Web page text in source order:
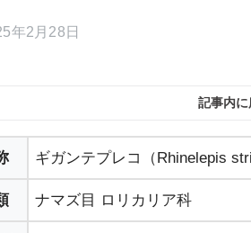
年2月28日
記事内
ギガンテプレコ（Rhinelepis
ナマズ目 ロリカリア科